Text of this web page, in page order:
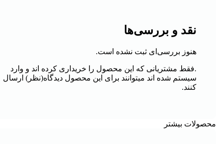
نقد و بررسی‌ها
هنوز بررسی‌ای ثبت نشده است.
.فقط مشتریانی که این محصول را خریداری کرده اند و وارد
سیستم شده اند میتوانند برای این محصول دیدگاه(نظر) ارسال
کنند.
محصولات بیشتر